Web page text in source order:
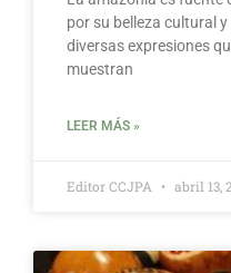
por su belleza cultural
diversas expresiones
muestran
LEER MÁS »
Editor CCJPA abril 13,